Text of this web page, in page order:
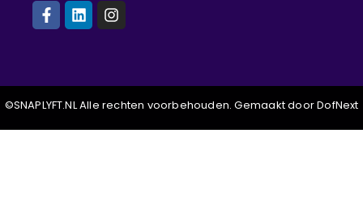
©SNAPLYFT.NL Alle rechten voorbehouden. Gemaakt door DofNext